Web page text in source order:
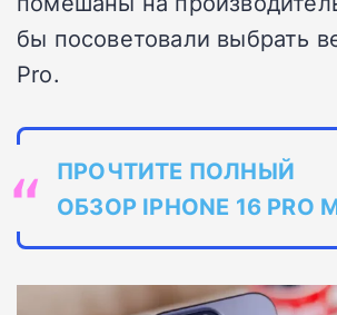
бы посоветовали выбрать
Pro.
ПРОЧТИТЕ ПОЛНЫЙ
ОБЗОР IPHONE 16 PRO